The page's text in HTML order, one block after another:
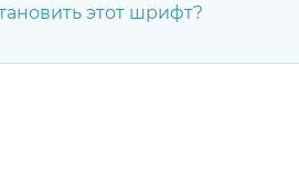
этот шрифт?